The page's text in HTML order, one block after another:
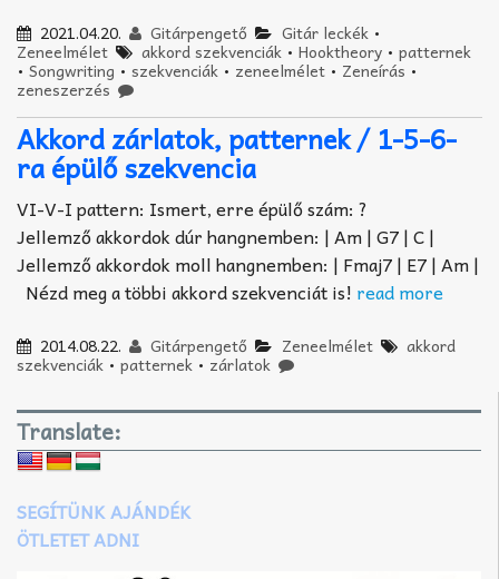
2021.04.20. Gitárpengető Gitár leckék•
Zeneelmélet akkord szekvenciák •Hooktheory •patternek
• Songwriting • szekvenciák • zeneelmélet • Zeneírás •
zeneszerzés
Akkord zárlatok, patternek / 1-5-6-
ra épülő szekvencia
VI-V-I pattern: Ismert, erre épülő szám: ?
Jellemző akkordok dúr hangnemben: | Am | G7 | C |
Jellemző akkordok moll hangnemben: | Fmaj7 | E7 | Am |
Nézd meg a többi akkord szekvenciát is! read more
2014.08.22. Gitárpengető Zeneelmélet akkord
szekvenciák • patternek • zárlatok
Translate:
SEGÍTÜNK AJÁNDÉK
ÖTLETET ADNI